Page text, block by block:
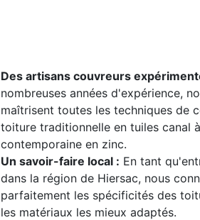
Des artisans couvreurs
nombreuses années d'expérience,
maîtrisent toutes les techniques de
toiture traditionnelle en tuiles canal
contemporaine en zinc.
Un savoir-faire local : En tant
dans la région de Hiersac, nous
parfaitement les spécificités des
les matériaux les mieux adaptés.